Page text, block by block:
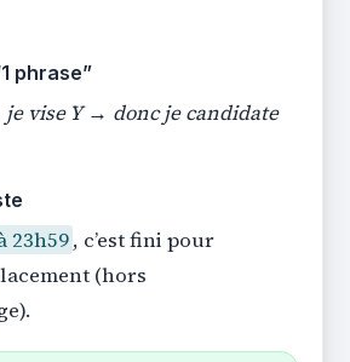
phrase”
je vise Y → donc je candidate
23h59, c’est fini pour
(hors